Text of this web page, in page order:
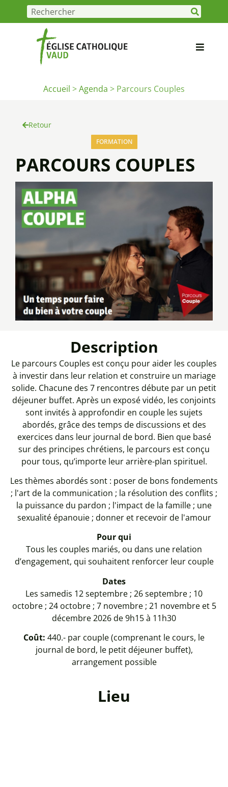
Accueil >Agenda > Parcours Couples
Retour
FORMATION
PARCOURS COUPLES
Description
Le parcours Couples est conçu pour aider les couples
à investir dans leur relation et construire un mariage
solide. Chacune des 7 rencontres débute par un petit
déjeuner buffet. Après un exposé vidéo, les conjoints
sont invités à approfondir en couple les sujets
abordés, grâce des temps de discussions et des
exercices dans leur journal de bord. Bien que basé
sur des principes chrétiens, le parcours est conçu
pour tous, qu’importe leur arrière-plan spirituel.
Les thèmes abordés sont : poser de bons fondements
; l'art de la communication ; la résolution des conflits ;
la puissance du pardon ; l'impact de la famille ; une
sexualité épanouie ; donner et recevoir de l'amour
Pour qui
Tous les couples mariés, ou dans une relation
d’engagement, qui souhaitent renforcer leur couple
Dates
Les samedis 12 septembre ; 26 septembre ; 10
octobre ; 24 octobre ; 7 novembre ; 21 novembre et 5
décembre 2026 de 9h15 à 11h30
Coût: 440.- par couple (comprenant le cours, le
journal de bord, le petit déjeuner buffet),
arrangement possible
Lieu